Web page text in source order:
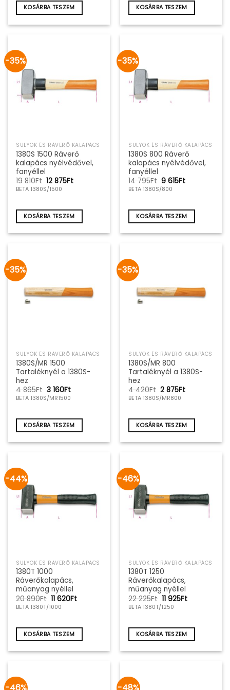
KOSÁRBA TESZEM KOSÁRBA TESZEM
-35%
SULYOK ÉS RÁVERŐ KALAPÁCS
1380S 1500 Ráverő
kalapács nyélvédővel,
fanyéllel
19 810Ft Original
price
was:
810Ft.
12 875FtCurrent
875Ft.
BETA 1380S/1500
KOSÁRBA TESZEM
-35%
SULYOK ÉS RÁVERŐ KALAPÁCS
1380S 800 Ráverő
kalapács nyélvédővel,
fanyéllel
14 795Ft Original
price
was:
795Ft.
9 615FtCurrent
615Ft.
BETA 1380S/800
KOSÁRBA TESZEM
-35%
SULYOK ÉS RÁVERŐ KALAPÁCS
1380S/MR 1500
Tartaléknyél a 1380S-
hez
4 865Ft Original
price
was:
865Ft.
3 160FtCurrent
160Ft.
BETA 1380S/MR1500
KOSÁRBA TESZEM
-35%
SULYOK ÉS RÁVERŐ KALAPÁCS
1380S/MR 800
Tartaléknyél a 1380S-
hez
4 420Ft Original
price
was:
420Ft.
2 875FtCurrent
875Ft.
BETA 1380S/MR800
KOSÁRBA TESZEM
-44%
SULYOK ÉS RÁVERŐ KALAPÁCS
1380T 1000
Ráverőkalapács,
műanyag nyéllel
20 890Ft Original
price
was:
11 620FtCurrent
BETA 1380T/1000
KOSÁRBA TESZEM
-46%
SULYOK ÉS RÁVERŐ KALAPÁCS
1380T 1250
Ráverőkalapács,
műanyag nyéllel
22 225Ft Original
price
was:
11 925FtCurrent
BETA 1380T/1250
KOSÁRBA TESZEM
-46% -48%